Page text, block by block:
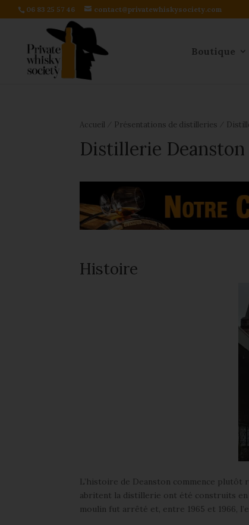
06 83 25 57 46 contact@privatewhiskysociety.com
Boutique
Accueil Présentations de distilleries
Distillerie Deanston
Histoire
L’histoire de Deanston commence plutôt
abritent la distillerie ont été construits en
moulin fut arrêté et, entre 1965 et 1966,